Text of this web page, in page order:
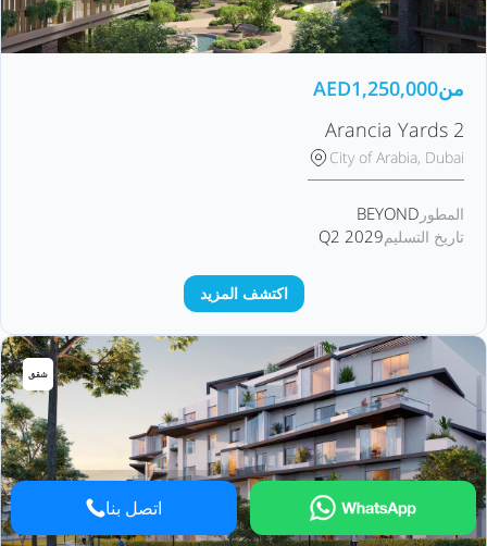
من AED1,250,000
Arancia Yards 2
City of Arabia, Dubai
المطور BEYOND
تاريخ التسليمQ2 2029
اكتشف المزيد
شقق
اتصل بنا